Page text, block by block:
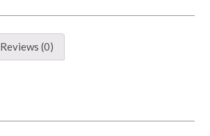
Reviews (0)